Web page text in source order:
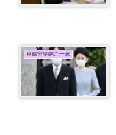
秋篠宮皇嗣ご一家